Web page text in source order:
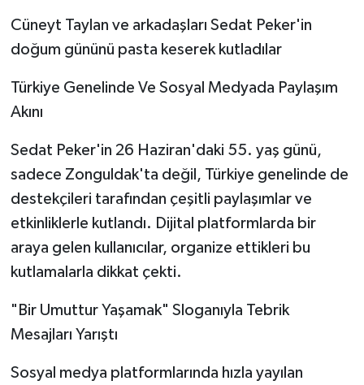
Cüneyt Taylan ve arkadaşları Sedat Peker'in
doğum gününü pasta keserek kutladılar
​Türkiye Genelinde Ve Sosyal Medyada Paylaşım
Akını
​Sedat Peker'in 26 Haziran'daki 55. yaş günü,
sadece Zonguldak'ta değil, Türkiye genelinde de
destekçileri tarafından çeşitli paylaşımlar ve
etkinliklerle kutlandı. Dijital platformlarda bir
araya gelen kullanıcılar, organize ettikleri bu
kutlamalarla dikkat çekti.
​"Bir Umuttur Yaşamak" Sloganıyla Tebrik
Mesajları Yarıştı
​Sosyal medya platformlarında hızla yayılan